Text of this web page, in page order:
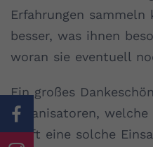
Erfahrungen
besser, was ihnen
woran sie eventuell
Ein großes
Organisatoren,
Kraft eine solche